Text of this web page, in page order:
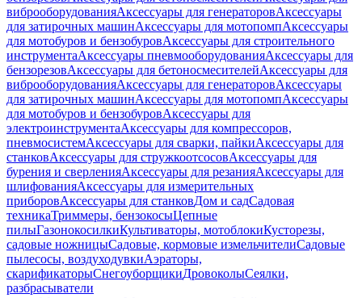
виброоборудованияАксессуары для генераторовАксессуары
для затирочных машинАксессуары для мотопомпАксессуары
для мотобуров и бензобуровАксессуары для строительного
инструментаАксессуары пневмооборудованияАксессуары для
бензорезовАксессуары для бетоносмесителейАксессуары для
виброоборудованияАксессуары для генераторовАксессуары
для затирочных машинАксессуары для мотопомпАксессуары
для мотобуров и бензобуровАксессуары для
электроинструментаАксессуары для компрессоров,
пневмосистемАксессуары для сварки, пайкиАксессуары для
станковАксессуары для стружкоотсосовАксессуары для
бурения и сверленияАксессуары для резанияАксессуары для
шлифованияАксессуары для измерительных
приборовАксессуары для станковДом и садСадовая
техникаТриммеры, бензокосыЦепные
пилыГазонокосилкиКультиваторы, мотоблокиКусторезы,
садовые ножницыСадовые, кормовые измельчителиСадовые
пылесосы, воздуходувкиАэраторы,
скарификаторыСнегоуборщикиДровоколыСеялки,
разбрасыватели